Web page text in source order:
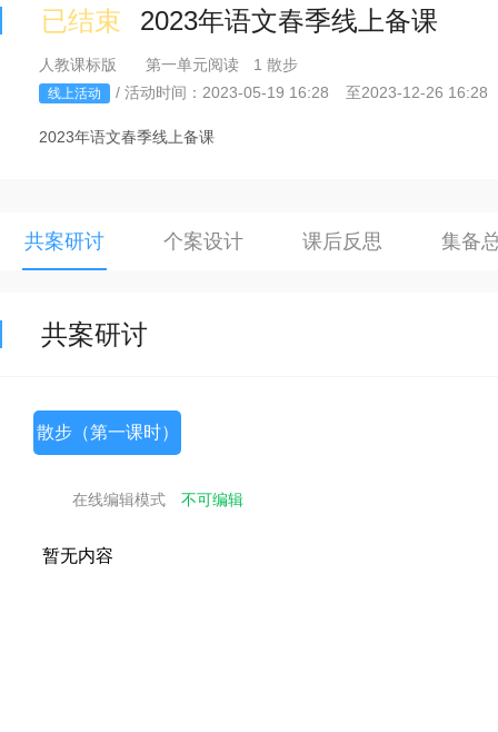
已结束 2023年语文春季线上备课
人教课标版 第一单元阅读 1 散步
线上活动 / 活动时间：2023-05-19 16:28 至2023-12-26 16:28
2023年语文春季线上备课
共案研讨 个案设计 课后反思 集备
共案研讨
散步（第一课时）
在线编辑模式 不可编辑